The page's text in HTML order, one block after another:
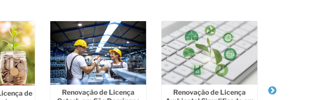
de
Renovação de Licença
Renovação de Licença